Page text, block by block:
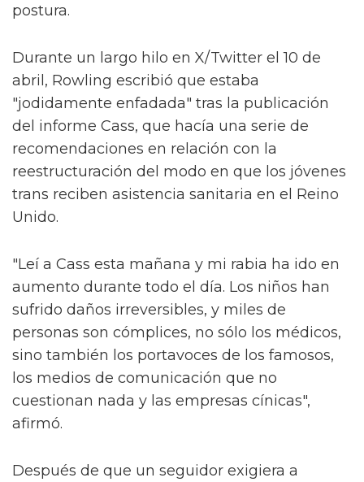
postura.
Durante un largo hilo en X/Twitter el 10 de
abril, Rowling escribió que estaba
"jodidamente enfadada" tras la publicación
del informe Cass, que hacía una serie de
recomendaciones en relación con la
reestructuración del modo en que los jóvenes
trans reciben asistencia sanitaria en el Reino
Unido.
"Leí a Cass esta mañana y mi rabia ha ido en
aumento durante todo el día. Los niños han
sufrido daños irreversibles, y miles de
personas son cómplices, no sólo los médicos,
sino también los portavoces de los famosos,
los medios de comunicación que no
cuestionan nada y las empresas cínicas",
afirmó.
Después de que un seguidor exigiera a